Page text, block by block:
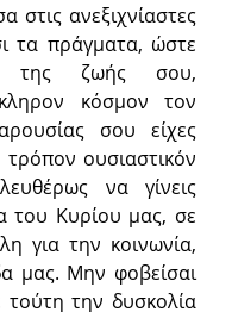
στις ανεξιχνίαστες
τα πράγματα, ώστε
της ζωής σου,
κόσμον τον
σου είχες
τρόπον ουσιαστικόν
να γίνεις
του Κυρίου μας, σε
για την κοινωνία,
μας. Μην φοβείσαι
τούτη την δυσκολία